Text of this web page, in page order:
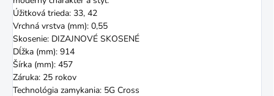
Úžitková trieda: 33, 42
Vrchná vrstva (mm): 0,55
Skosenie: DIZAJNOVÉ SKOSENÉ
Dĺžka (mm): 914
Šírka (mm): 457
Záruka: 25 rokov
Technológia zamykania: 5G Cross